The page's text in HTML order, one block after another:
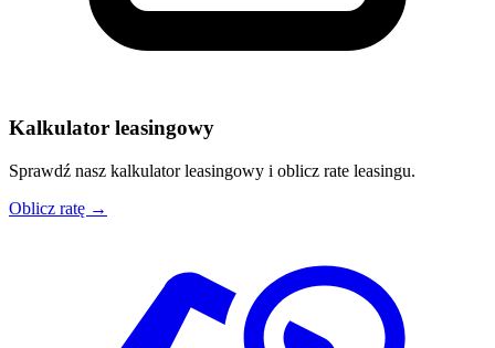
Kalkulator leasingowy
Sprawdź nasz kalkulator leasingowy i oblicz rate leasingu.
Oblicz ratę →